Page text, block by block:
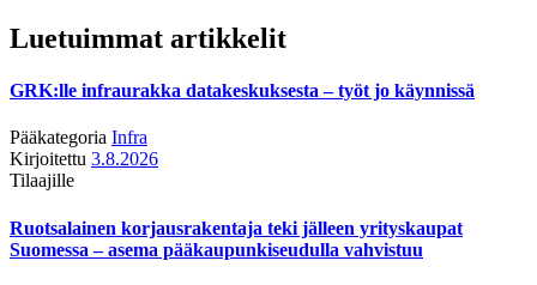
Luetuimmat artikkelit
GRK:lle infraurakka datakeskuksesta – työt jo käynnissä
Pääkategoria Infra
Kirjoitettu 3.8.2026
Tilaajille
Ruotsalainen korjausrakentaja teki jälleen yrityskaupat
Suomessa – asema pääkaupunkiseudulla vahvistuu